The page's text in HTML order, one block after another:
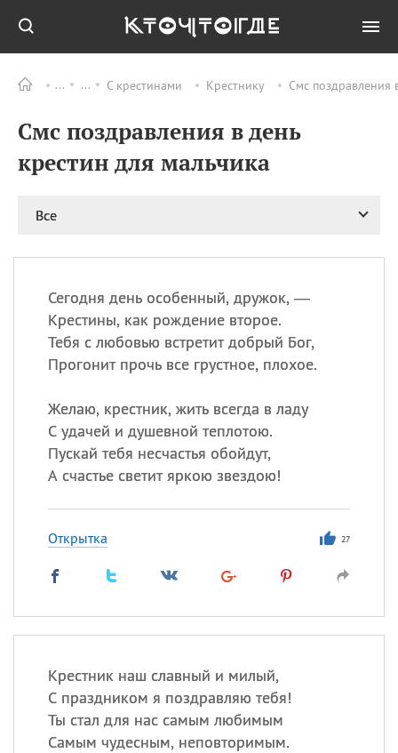
С крестинами Крестнику Смс поздравления
Смс поздравления в день
крестин для мальчика
Все
Сегодня день особенный, дружок, —
Крестины, как рождение второе.
Тебя с любовью встретит добрый Бог,
Прогонит прочь все грустное, плохое.
Желаю, крестник, жить всегда в ладу
С удачей и душевной теплотою.
Пускай тебя несчастья обойдут,
А счастье светит яркою звездою!
Открытка 27
Крестник наш славный и милый,
С праздником я поздравляю тебя!
Ты стал для нас самым любимым
Самым чудесным, неповторимым.
ПРАЗДНИКИ Все
08.08
День «Счастье
случается» (Happiness
Happens Day)
великомученика
покровителя всех
врачей и целителя
больных
09.08 День книголюбов (Book
Lovers Day)
ИМЕНА
Сегодня празднуют именины
Посмотреть значениеи
происхождение